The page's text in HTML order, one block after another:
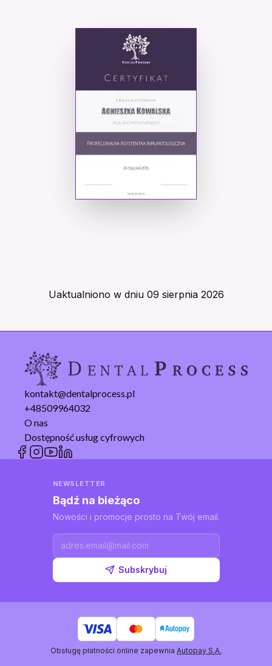
Uaktualniono w dniu 09 sierpnia 2026
kontakt@dentalprocess.pl
+48509964032
O nas
Dostępność usług cyfrowych
NEWSLETTER
Bądź na bieżąco
Nowości i promocje prosto na Twój email.
Subskrybuj
Obsługę płatności online zapewnia Autopay S.A.